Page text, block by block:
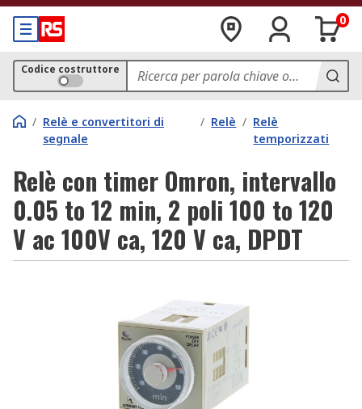
0
Codice costruttore
/ Relè e convertitori di
segnale
/ Relè / Relè
temporizzati
Relè con timer Omron, intervallo
0.05 to 12 min, 2 poli 100 to 120
V ac 100V ca, 120 V ca, DPDT